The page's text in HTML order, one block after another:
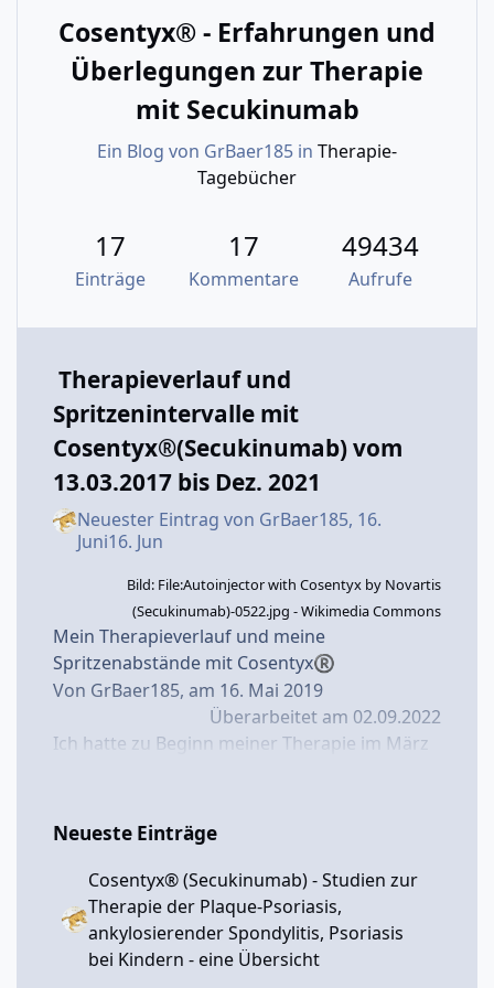
Cosentyx® - Erfahrungen und
Überlegungen zur Therapie
mit Secukinumab
Ein Blog von GrBaer185 in Therapie-
Tagebücher
17
Einträge
17
Kommentare
49434
Aufrufe
Therapieverlauf und
Spritzenintervalle mit
Cosentyx®(Secukinumab) vom
13.03.2017 bis Dez. 2021
Neuester Eintrag von GrBaer185, 16.
Juni16. Jun
Bild: File:Autoinjector with Cosentyx by Novartis
(Secukinumab)-0522.jpg - Wikimedia Commons
Mein Therapieverlauf und meine
Spritzenabstände mit Cosentyx®
Von GrBaer185, am 16. Mai 2019
Überarbeitet am 02.09.2022
Ich hatte zu Beginn meiner Therapie im März
Hautveränderungen in den Armbeugen und
einen entzündeten kleinen Finger - siehe
hierzu auch meine früheren Blog-
Beiträge:Lungenentzündung begünstigt
durch Secukinumab (Cosentyx® )? -
Cosentyx®(Secukinumab, AIN457) -
Neueste Einträge
Cosentyx® (Secukinumab) - Studien zur
Therapie der Plaque-Psoriasis,
ankylosierender Spondylitis, Psoriasis
bei Kindern - eine Übersicht